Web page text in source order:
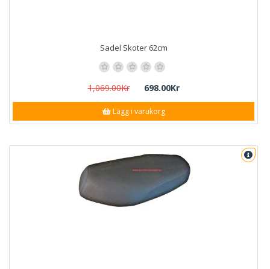
Sadel Skoter 62cm
1,069.00Kr 698.00Kr
Lägg i varukorg